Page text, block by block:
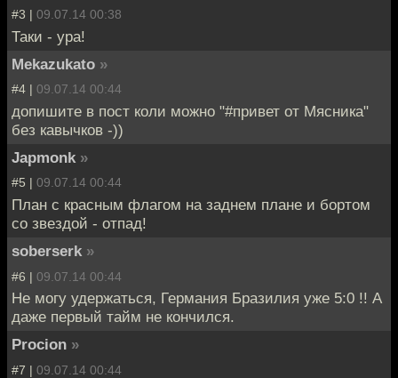
#3 | 09.07.14 00:38
Таки - ура!
Mekazukato »
#4 | 09.07.14 00:44
допишите в пост коли можно "#привет от Мясника"
без кавычков -))
Japmonk »
#5 | 09.07.14 00:44
План с красным флагом на заднем плане и бортом
со звездой - отпад!
soberserk »
#6 | 09.07.14 00:44
Не могу удержаться, Германия Бразилия уже 5:0 !! А
даже первый тайм не кончился.
Procion »
#7 | 09.07.14 00:44